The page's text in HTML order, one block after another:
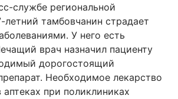
службе региональной
летний тамбовчанин страдает
У него есть
врач назначил пациенту
дорогостоящий
Необходимое лекарство
аптеках при поликлиниках